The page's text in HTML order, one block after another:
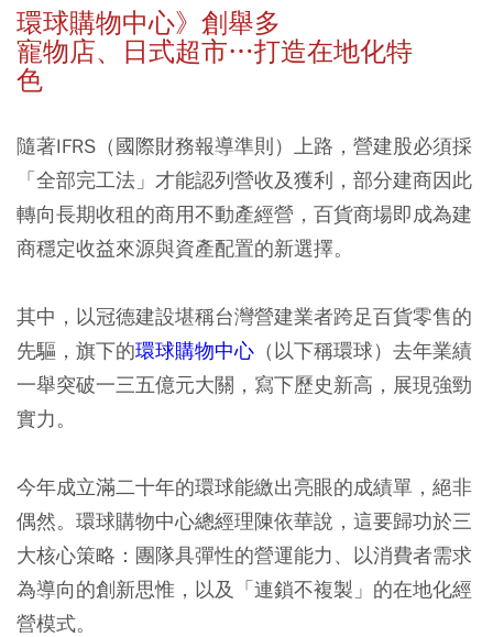
環球購物中心》創舉多
寵物店、日式超市…打造在地化特
色
隨著IFRS（國際財務報導準則）上路，營建股必須採
「全部完工法」才能認列營收及獲利，部分建商因此
轉向長期收租的商用不動產經營，百貨商場即成為建
商穩定收益來源與資產配置的新選擇。
其中，以冠德建設堪稱台灣營建業者跨足百貨零售的
先驅，旗下的環球購物中心 （以下稱環球）去年業績
一舉突破一三五億元大關，寫下歷史新高，展現強勁
實力。
今年成立滿二十年的環球能繳出亮眼的成績單，絕非
偶然。環球購物中心總經理陳依華說，這要歸功於三
大核心策略：團隊具彈性的營運能力、以消費者需求
為導向的創新思惟，以及「連鎖不複製」的在地化經
營模式。